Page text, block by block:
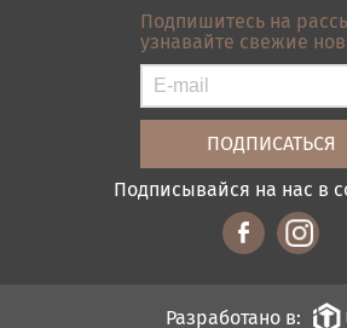
Контакты
Карта сайта
Условия покупки
Подпишитесь на
узнавайте свежие
Подписывайся на нас в
Разработано в: